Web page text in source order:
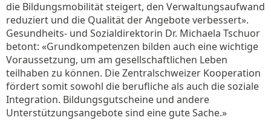
die Bildungsmobilität steigert, den Verwaltungsaufwand
reduziert und die Qualität der Angebote verbessert».
Gesundheits- und Sozialdirektorin Dr. Michaela Tschuor
betont: «Grundkompetenzen bilden auch eine wichtige
Voraussetzung, um am gesellschaftlichen Leben
teilhaben zu können. Die Zentralschweizer Kooperation
fördert somit sowohl die berufliche als auch die soziale
Integration. Bildungsgutscheine und andere
Unterstützungsangebote sind eine gute Sache.»